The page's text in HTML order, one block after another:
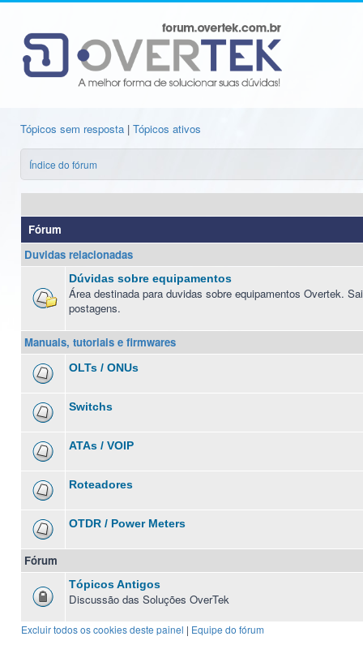
Tópicos sem resposta | Tópicos ativos
Índice do fórum
Fórum
Duvidas relacionadas
Dúvidas sobre equipamentos
Área destinada para duvidas sobre equipamentos Overtek.
postagens.
Manuais, tutoriais e firmwares
OLTs / ONUs
Switchs
ATAs / VOIP
Roteadores
OTDR / Power Meters
Fórum
Tópicos Antigos
Discussão das Soluções OverTek
Excluir todos os cookies deste painel | Equipe do fórum